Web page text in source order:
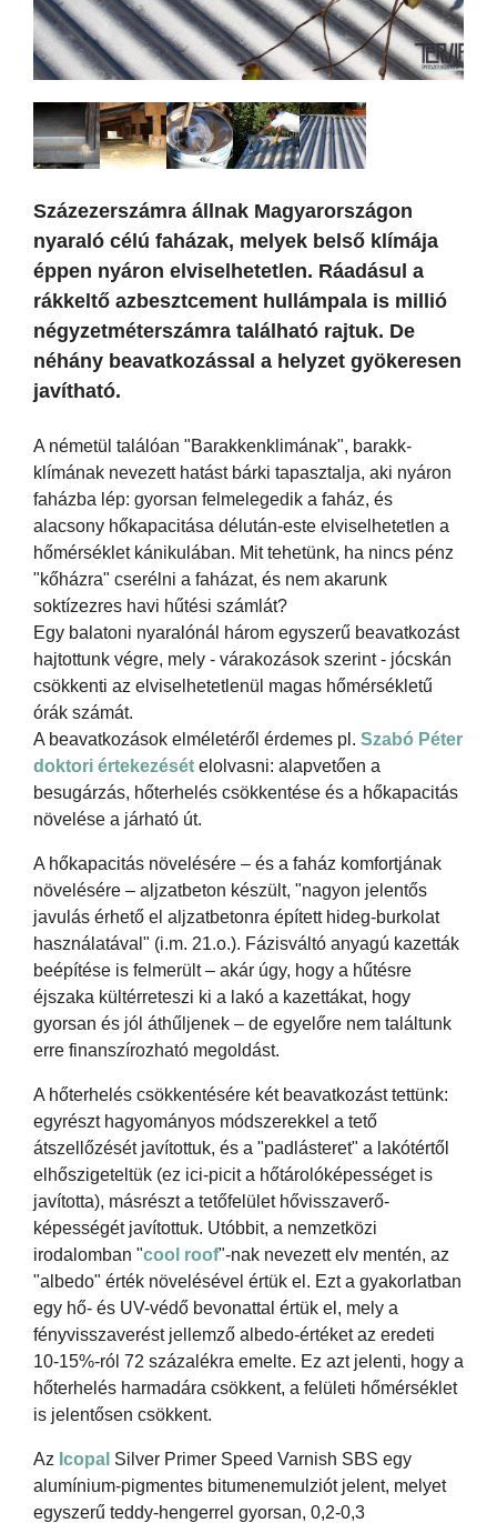
Százezerszámra állnak Magyarországon
nyaraló célú faházak, melyek belső klímája
éppen nyáron elviselhetetlen. Ráadásul a
rákkeltő azbesztcement hullámpala is millió
négyzetméterszámra található rajtuk. De
néhány beavatkozással a helyzet gyökeresen
javítható.
A németül találóan "Barakkenklimának", barakk-
klímának nevezett hatást bárki tapasztalja, aki nyáron
faházba lép: gyorsan felmelegedik a faház, és
alacsony hőkapacitása délután-este elviselhetetlen a
hőmérséklet kánikulában. Mit tehetünk, ha nincs pénz
"kőházra" cserélni a faházat, és nem akarunk
soktízezres havi hűtési számlát?
Egy balatoni nyaralónál három egyszerű beavatkozást
hajtottunk végre, mely - várakozások szerint - jócskán
csökkenti az elviselhetetlenül magas hőmérsékletű
órák számát.
A beavatkozások elméletéről érdemes pl. Szabó Péter
doktori értekezését elolvasni: alapvetően a
besugárzás, hőterhelés csökkentése és a hőkapacitás
növelése a járható út.
A hőkapacitás növelésére – és a faház komfortjának
növelésére – aljzatbeton készült, "nagyon jelentős
javulás érhető el aljzatbetonra épített hideg-burkolat
használatával" (i.m. 21.o.). Fázisváltó anyagú kazetták
beépítése is felmerült – akár úgy, hogy a hűtésre
éjszaka kültérreteszi ki a lakó a kazettákat, hogy
gyorsan és jól áthűljenek – de egyelőre nem találtunk
erre finanszírozható megoldást.
A hőterhelés csökkentésére két beavatkozást tettünk:
egyrészt hagyományos módszerekkel a tető
átszellőzését javítottuk, és a "padlásteret" a lakótértől
elhőszigeteltük (ez ici-picit a hőtárolóképességet is
javította), másrészt a tetőfelület hővisszaverő-
képességét javítottuk. Utóbbit, a nemzetközi
irodalomban "cool roof"-nak nevezett elv mentén, az
"albedo" érték növelésével értük el. Ezt a gyakorlatban
egy hő- és UV-védő bevonattal értük el, mely a
fényvisszaverést jellemző albedo-értéket az eredeti
10-15%-ról 72 százalékra emelte. Ez azt jelenti, hogy a
hőterhelés harmadára csökkent, a felületi hőmérséklet
is jelentősen csökkent.
Az Icopal Silver Primer Speed Varnish SBS egy
alumínium-pigmentes bitumenemulziót jelent, melyet
egyszerű teddy-hengerrel gyorsan, 0,2-0,3